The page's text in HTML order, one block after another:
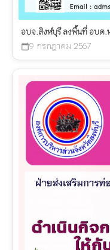
อบจ.สิงห์บุรี ลงพื้นที่ อบต.
calendar_today9 กรกฎาคม 2567